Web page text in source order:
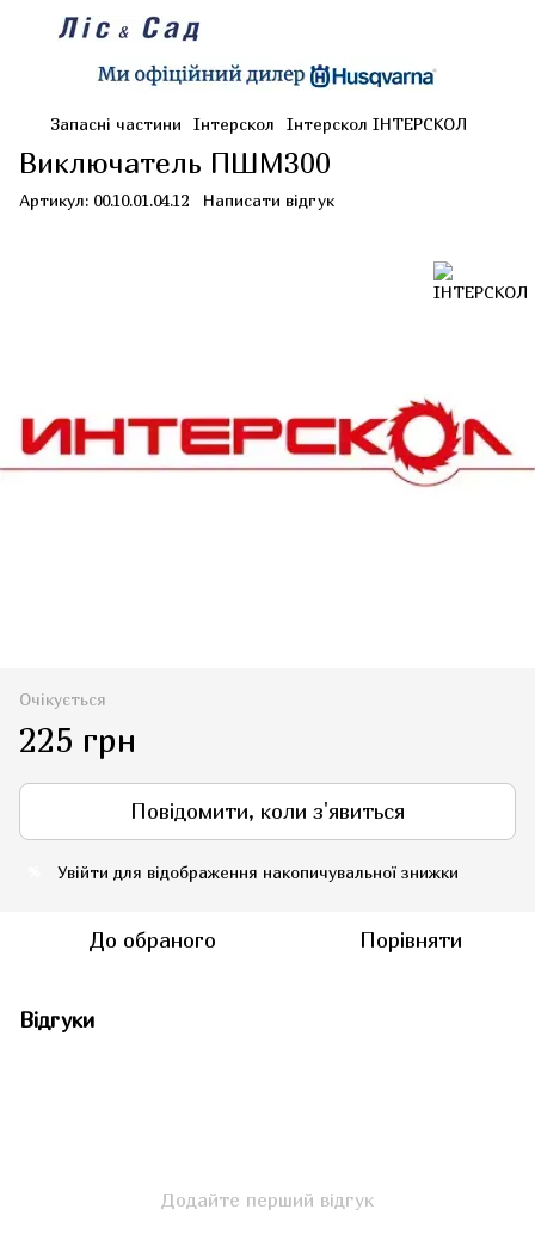
Запасні частини Інтерскол Інтерскол ІНТЕРСКОЛ
Виключатель ПШМ300
Артикул: 00.10.01.04.12 Написати відгук
Очікується
225 грн
Повідомити, коли з'явиться
Увійти для відображення накопичувальної знижки
До обраного Порівняти
Відгуки
Додайте перший відгук